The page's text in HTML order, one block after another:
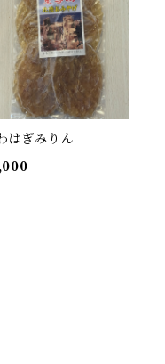
はぎみりん